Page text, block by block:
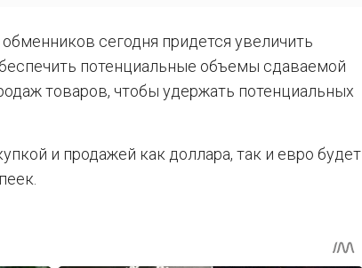
сегодня придется увеличить
потенциальные объемы сдаваемой
товаров, чтобы удержать потенциальных
и продажей как доллара, так и евро будет